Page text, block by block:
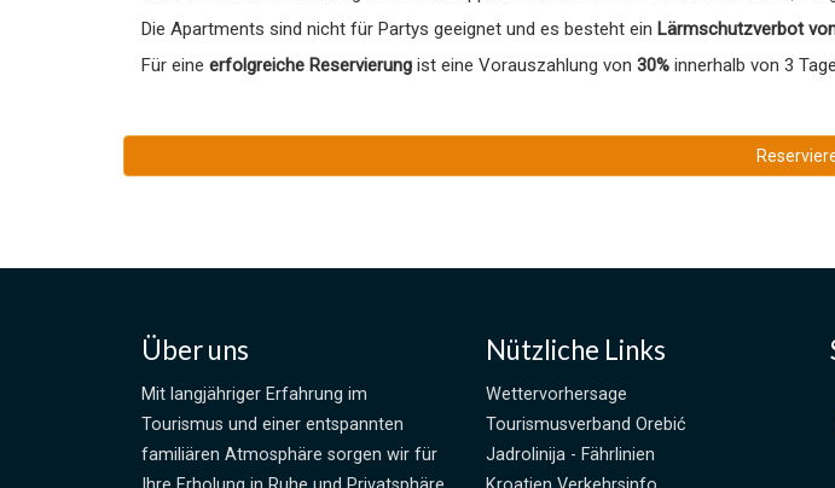
Die Apartments sind nicht für Partys geeignet und es besteht ein Lärmschutzverbot
Für eine erfolgreiche Reservierung ist eine Vorauszahlung von 30% innerhalb von 3
Über uns
Mit langjähriger Erfahrung im
Tourismus und einer entspannten
familiären Atmosphäre sorgen wir für
Nützliche Links
Wettervorhersage
Tourismusverband Orebić
Jadrolinija - Fährlinien